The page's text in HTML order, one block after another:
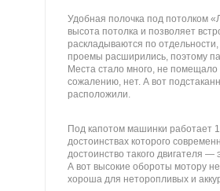
Удобная полочка под потолком
высота потолка и позволяет
раскладываются по
проемы расширились, поэтому
Места стало много, не помещало
сожалению, нет. А вот
расположили.
Под капотом машинки работает
достоинствах которого
достоинство такого двигателя
А вот высокие обороты мотору
хороша для неторопливых и